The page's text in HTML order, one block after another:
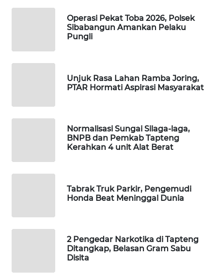
Operasi Pekat Toba 2026, Polsek
Sibabangun Amankan Pelaku
Pungli
Unjuk Rasa Lahan Ramba Joring,
PTAR Hormati Aspirasi Masyarakat
Normalisasi Sungai Silaga-laga,
BNPB dan Pemkab Tapteng
Kerahkan 4 unit Alat Berat
Tabrak Truk Parkir, Pengemudi
Honda Beat Meninggal Dunia
2 Pengedar Narkotika di Tapteng
Ditangkap, Belasan Gram Sabu
Disita
MKLI